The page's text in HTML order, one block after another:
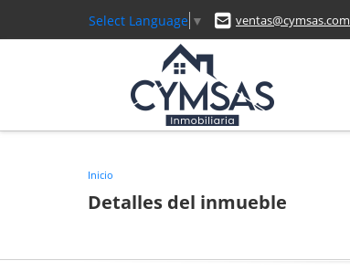
Select Language ▼ ventas@cymsas.com
Inicio
Detalles del inmueble